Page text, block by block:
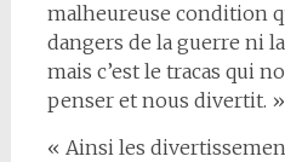
malheureuse condition
dangers de la guerre ni
mais c’est le tracas qui
penser et nous divertit. »
« Ainsi les